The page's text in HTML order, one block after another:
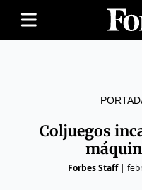
Coljuegos
Forbes Staff|